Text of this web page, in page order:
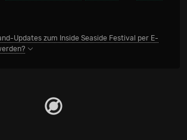
Updates zum Inside Seaside Festival per E-